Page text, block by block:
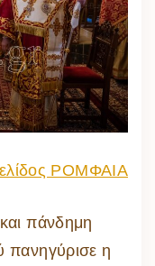
ΡΟΜΦΑΙΑ
πάνδημη
πανηγύρισε η